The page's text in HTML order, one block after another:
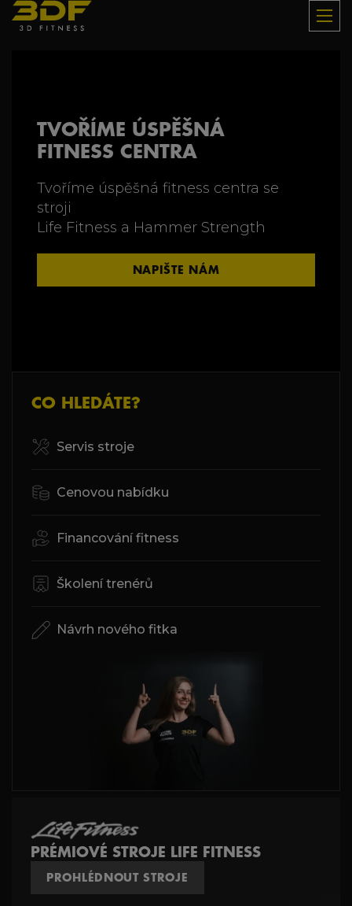
TVOŘÍME ÚSPĚŠNÁ
FITNESS CENTRA
Tvoříme úspěšná fitness centra se
stroji
Life Fitness a Hammer Strength
NAPIŠTE NÁM
CO HLEDÁTE?
Servis stroje
Cenovou nabídku
Financování fitness
Školení trenérů
Návrh nového fitka
PRÉMIOVÉ STROJE LIFE FITNESS
PROHLÉDNOUT STROJE